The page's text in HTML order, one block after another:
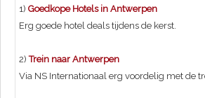
1) Goedkope Hotels in Antwerpen
Erg goede hotel deals tijdens de kerst.
2)Trein naar Antwerpen
Via NS Internationaal erg voordelig met de